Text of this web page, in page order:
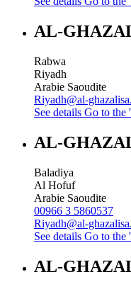
AL-
Rabwa
Riyadh
Arabie Saoudite
Riyadh@al-
See details Go to
AL-
Baladiya
Al Hofuf
Arabie Saoudite
00966 3 5860537
Riyadh@al-
See details Go to
AL-